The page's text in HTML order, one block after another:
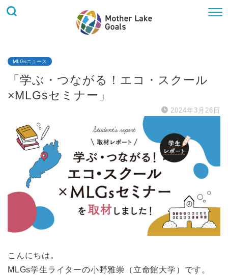
MLGsニュース
「学ぶ・つながる！エコ・スクール
×MLGsセミナー」
2024年3月26日
こんにちは。
MLGs学生ライターの小野雅崇（立命館大学）です。